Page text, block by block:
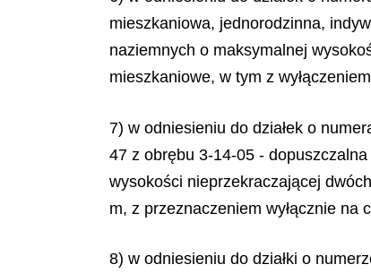
mieszkaniowa, jednorodzinna,
naziemnych o maksymalnej
mieszkaniowe, w tym z
7) w odniesieniu do działek o
47 z obrębu 3-14-05 -
wysokości nieprzekraczającej
m, z przeznaczeniem wyłącznie na
8) w odniesieniu do działki o